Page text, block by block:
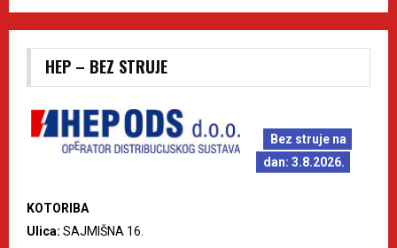
HEP – BEZ STRUJE
Bez struje na
dan: 3.8.2026.
KOTORIBA
Ulica: SAJMIŠNA 16.